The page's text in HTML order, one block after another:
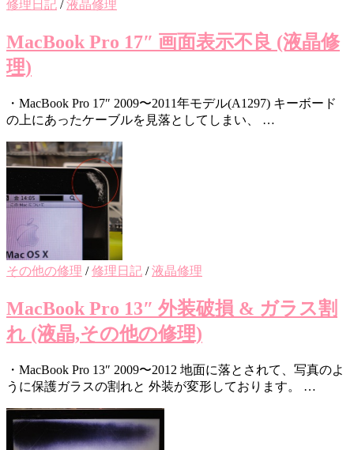
修理日記 /液晶修理
MacBook Pro 17″ 画面表示不良 (液晶修
理)
・MacBook Pro 17″ 2009〜2011年モデル(A1297) キーボード
の上にあったケーブルを見落としてしまい、 …
その他の修理 /修理日記 /液晶修理
MacBook Pro 13″ 外装破損 & ガラス割
れ (液晶,その他の修理)
・MacBook Pro 13″ 2009〜2012 地面に落とされて、写真のよ
うに保護ガラスの割れと 外装が変形しております。 …